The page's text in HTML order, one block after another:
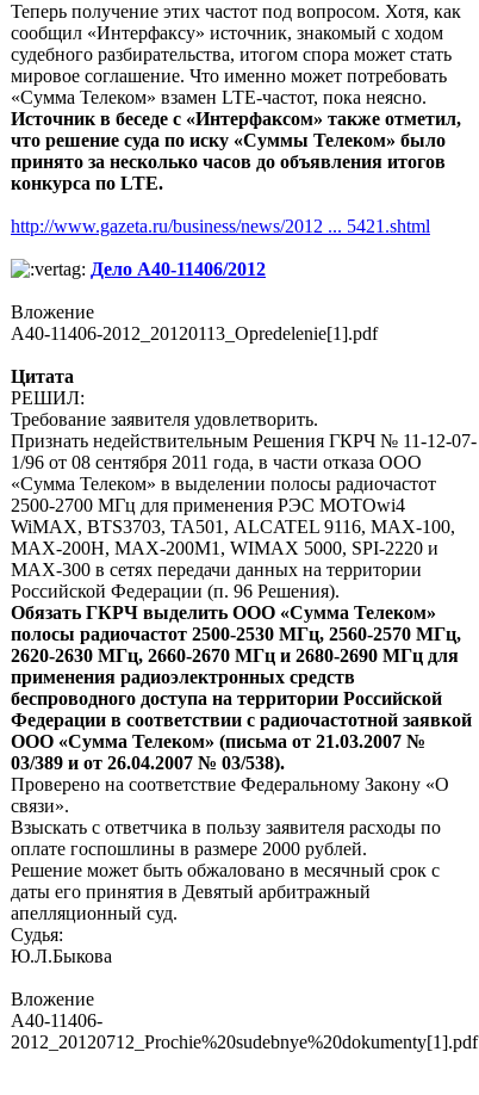
Теперь получение этих частот под вопросом. Хотя, как
сообщил «Интерфаксу» источник, знакомый с ходом
судебного разбирательства, итогом спора может стать
мировое соглашение. Что именно может потребовать
«Сумма Телеком» взамен LTE-частот, пока неясно.
Источник в беседе с «Интерфаксом» также отметил,
что решение суда по иску «Суммы Телеком» было
принято за несколько часов до объявления итогов
конкурса по LTE.
http://www.gazeta.ru/business/news/2012 ... 5421.shtml
Дело А40-11406/2012
Вложение
A40-11406-2012_20120113_Opredelenie[1].pdf
Цитата
РЕШИЛ:
Требование заявителя удовлетворить.
Признать недействительным Решения ГКРЧ № 11-12-07-
1/96 от 08 сентября 2011 года, в части отказа ООО
«Сумма Телеком» в выделении полосы радиочастот
2500-2700 МГц для применения РЭС MOTOwi4
WiMAX, BTS3703, ТА501, ALCATEL 9116, МАХ-100,
МАХ-200Н, МАХ-200М1, WIMAX 5000, SPI-2220 и
MAX-300 в сетях передачи данных на территории
Российской Федерации (п. 96 Решения).
Обязать ГКРЧ выделить ООО «Сумма Телеком»
полосы радиочастот 2500-2530 МГц, 2560-2570 МГц,
2620-2630 МГц, 2660-2670 МГц и 2680-2690 МГц для
применения радиоэлектронных средств
беспроводного доступа на территории Российской
Федерации в соответствии с радиочастотной заявкой
ООО «Сумма Телеком» (письма от 21.03.2007 №
03/389 и от 26.04.2007 № 03/538).
Проверено на соответствие Федеральному Закону «О
связи».
Взыскать с ответчика в пользу заявителя расходы по
оплате госпошлины в размере 2000 рублей.
Решение может быть обжаловано в месячный срок с
даты его принятия в Девятый арбитражный
апелляционный суд.
Судья:
Ю.Л.Быкова
Вложение
A40-11406-
2012_20120712_Prochie%20sudebnye%20dokumenty[1].pdf